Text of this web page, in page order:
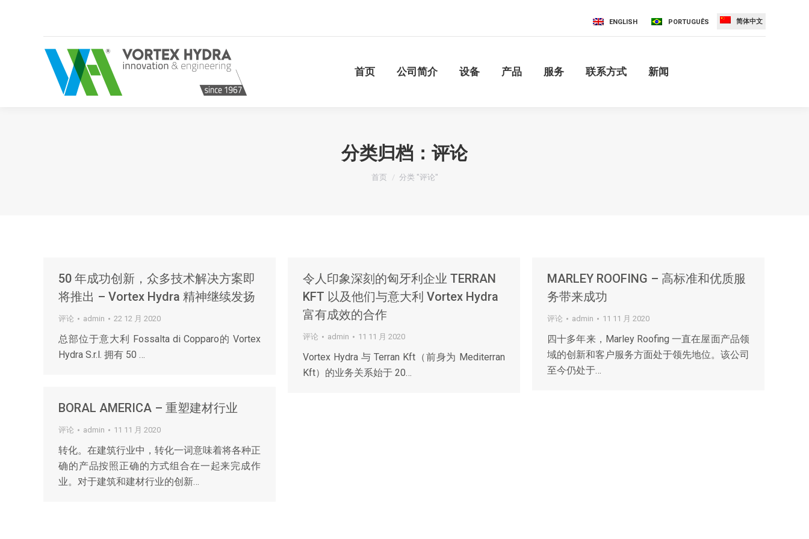
ENGLISH PORTUGUÊS 简体中文
首页 公司简介 设备 产品 服务 联系方式 新闻
分类归档： 评论
您在这里：
首页 分类 "评论"
50 年成功创新，众多技术解决方案即
将推出 – Vortex Hydra 精神继续发扬
评论 admin 22 12 月 2020
总部位于意大利 Fossalta di Copparo的 Vortex
Hydra S.r.l. 拥有 50 …
令人印象深刻的匈牙利企业 TERRAN
KFT 以及他们与意大利 Vortex Hydra
富有成效的合作
评论 admin 11 11 月 2020
Vortex Hydra 与 Terran Kft（前身为 Mediterran
Kft）的业务关系始于 20…
MARLEY ROOFING – 高标准和优质服
务带来成功
评论 admin 11 11 月 2020
四十多年来，Marley Roofing 一直在屋面产品领
域的创新和客户服务方面处于领先地位。该公司
至今仍处于…
BORAL AMERICA – 重塑建材行业
评论 admin 11 11 月 2020
转化。在建筑行业中，转化一词意味着将各种正
确的产品按照正确的方式组合在一起来完成作
业。对于建筑和建材行业的创新…
新闻